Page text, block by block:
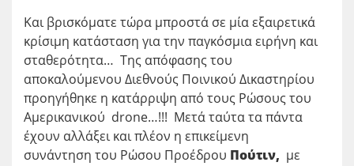
Και βρισκόματε τώρα μπροστά σε μία εξαιρετικά
κρίσιμη κατάσταση για την παγκόσμια ειρήνη και
σταθερότητα… Της απόφασης του
αποκαλούμενου Διεθνούς Ποινικού Δικαστηρίου
προηγήθηκε η κατάρριψη από τους Ρώσους του
Αμερικανικού drone…!!! Μετά ταύτα τα πάντα
έχουν αλλάξει και πλέον η επικείμενη
συνάντηση του Ρώσου Προέδρου Πούτιν, με